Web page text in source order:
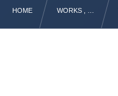
HOME WORKS , …